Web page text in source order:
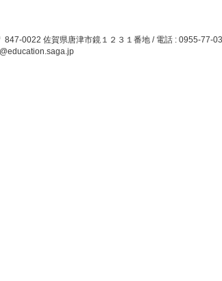
847-0022 佐賀県唐津市鏡１２３１番地 / 電話 : 0955-77-